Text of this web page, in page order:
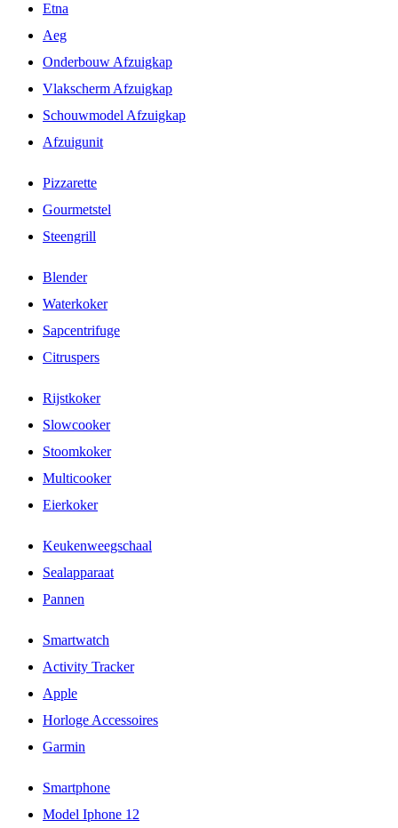
Etna
Aeg
Onderbouw Afzuigkap
Vlakscherm Afzuigkap
Schouwmodel Afzuigkap
Afzuigunit
Pizzarette
Gourmetstel
Steengrill
Blender
Waterkoker
Sapcentrifuge
Citruspers
Rijstkoker
Slowcooker
Stoomkoker
Multicooker
Eierkoker
Keukenweegschaal
Sealapparaat
Pannen
Smartwatch
Activity Tracker
Apple
Horloge Accessoires
Garmin
Smartphone
Model Iphone 12